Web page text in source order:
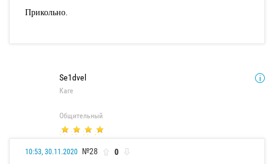
Прикольно.
Se1dvel
Каге
Общительный
10:53, 30.11.2020 №28 0